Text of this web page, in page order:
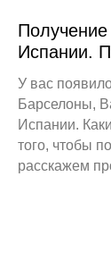
Испании.
У вас
Барселоны,
Испании.
того, чтобы
расскажем